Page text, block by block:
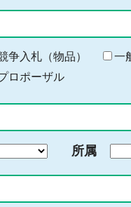
争入札（物品）
一
ロポーザル
所属